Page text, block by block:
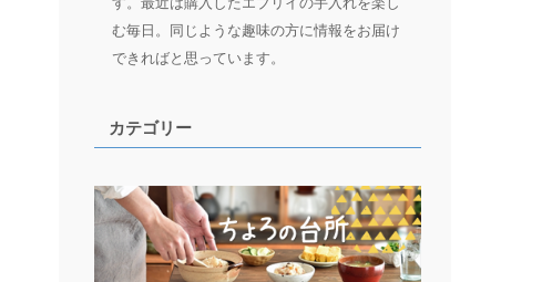
む毎日。同じような趣味の方に情報をお届け
できればと思っています。
カテゴリー